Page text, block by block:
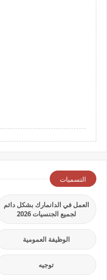
التسميات
العمل في الدانمارك بشكل دائم
لجميع الجنسيات 2026
الوظيفة العمومية
توجيه